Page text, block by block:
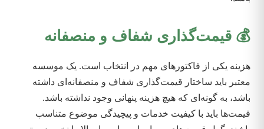
💰 قیمت‌گذاری شفاف و منصفانه
هزینه یکی از فاکتورهای مهم در انتخاب است. یک موسسه
معتبر باید ساختار قیمت‌گذاری شفاف و منصفانه‌ای داشته
باشد، به گونه‌ای که هیچ هزینه پنهانی وجود نداشته باشد.
قیمت‌ها باید با کیفیت خدمات و پیچیدگی موضوع متناسب